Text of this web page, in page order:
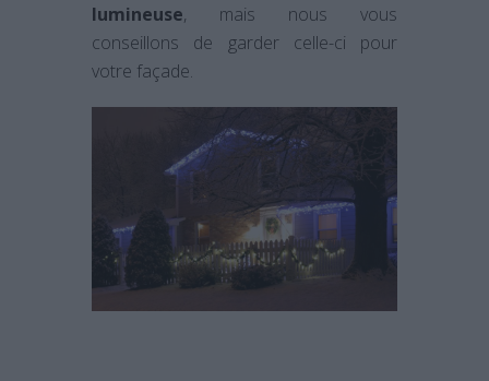
lumineuse, mais nous vous
conseillons de garder celle-ci pour
votre façade.